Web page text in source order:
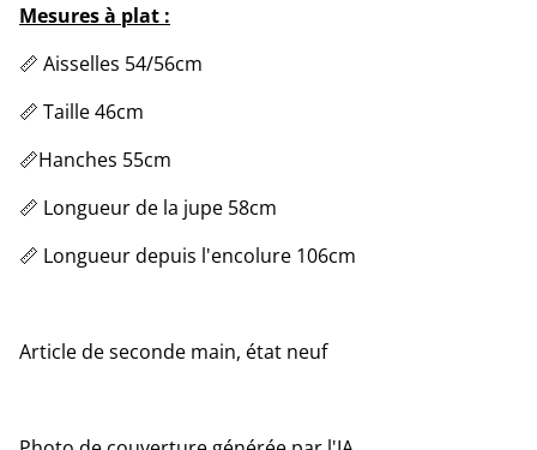
Mesures à plat :
📏 Aisselles 54/56cm
📏 Taille 46cm
📏Hanches 55cm
📏 Longueur de la jupe 58cm
📏 Longueur depuis l'encolure 106cm
Article de seconde main, état neuf